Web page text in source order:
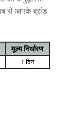
से आपके ब्रांड
मूल्य निर्धारण
1 दिन